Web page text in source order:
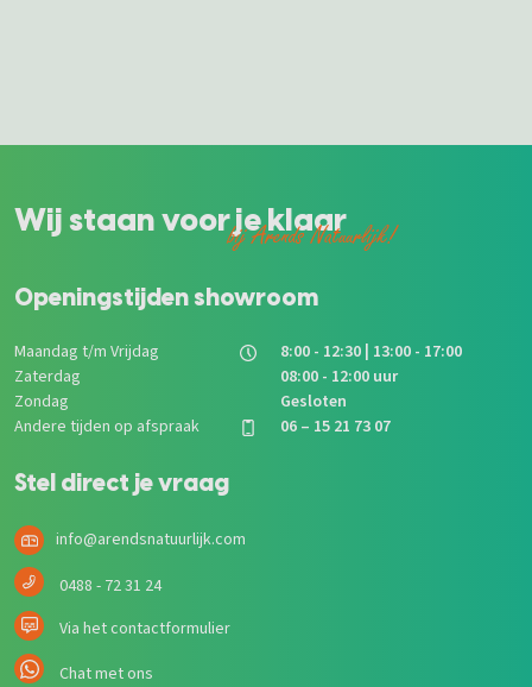
Wij staan voor je klaar
bij Arends Natuurlijk!
Openingstijden showroom
Maandag t/m Vrijdag
8:00 - 12:30 | 13:00 - 17:00
Zaterdag
08:00 - 12:00 uur
Zondag
Gesloten
Andere tijden op afspraak
06 – 15 21 73 07
Stel direct je vraag
info@arendsnatuurlijk.com
0488 - 72 31 24
Via het contactformulier
Chat met ons